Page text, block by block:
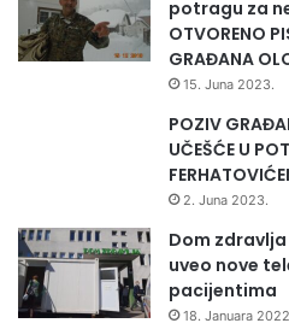
potragu za
OTVORENO
GRAĐANA
15. Juna 2023.
POZIV
UČEŠĆE U
2. Juna 2023.
Dom
uveo nove
pacijentima
18. Januara